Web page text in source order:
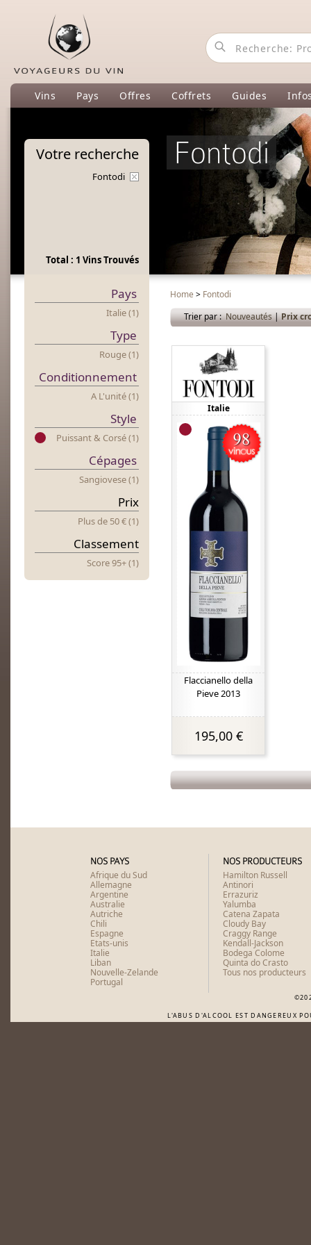
Vins Pays Offres Coffrets Guides
Votre recherche
Fontodi
Total : 1 Vins Trouvés
Pays
Italie (1)
Type
Rouge (1)
Conditionnement
A L'unité (1)
Style
Puissant & Corsé (1)
Cépages
Sangiovese (1)
Prix
PlusdE 50 € (1)
Classement
Score 95+ (1)
Fontodi
Home > Fontodi
Trier par :Nouveautés|Prix
Italie
Flaccianello della
Pieve 2013
195,00 €
NOS PAYS
Afrique du Sud
Allemagne
Argentine
Australie
Autriche
Chili
Espagne
Etats-unis
Italie
Liban
Nouvelle-Zelande
Portugal
NOS PRODUCTEURS
Hamilton Russell
Antinori
Errazuriz
Yalumba
Catena Zapata
Cloudy Bay
Craggy Range
Kendall-Jackson
Bodega Colome
Quinta do Crasto
Tous nos producteurs
L'ABUS D'ALCOOL EST DANGEREUX